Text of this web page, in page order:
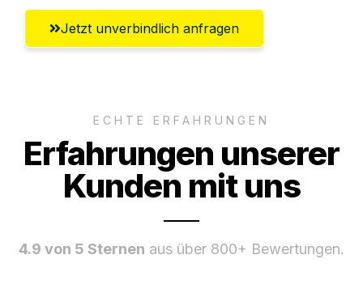
Jetzt unverbindlich anfragen
ECHTE ERFAHRUNGEN
Erfahrungen unserer
Kunden mit uns
4.9 von 5 Sternen aus über 800+ Bewertungen.